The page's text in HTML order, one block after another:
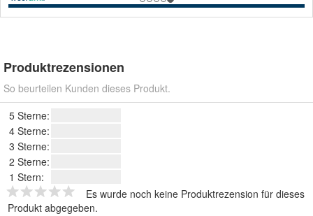
Produktrezensionen
So beurteilen Kunden dieses Produkt.
5 Sterne:
4 Sterne:
3 Sterne:
2 Sterne:
1 Stern:
Es wurde noch keine Produktrezension für dieses
Produkt abgegeben.